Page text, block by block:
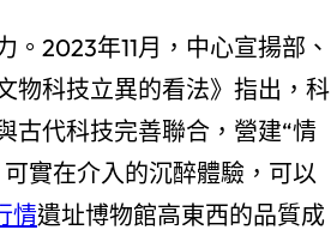
2023年11月，中心宣揚部、
物科技立異的看法》指出，科
古代科技完善聯合，營建“情
實在介入的沉醉體驗，可以
情遺址博物館高東西的品質成